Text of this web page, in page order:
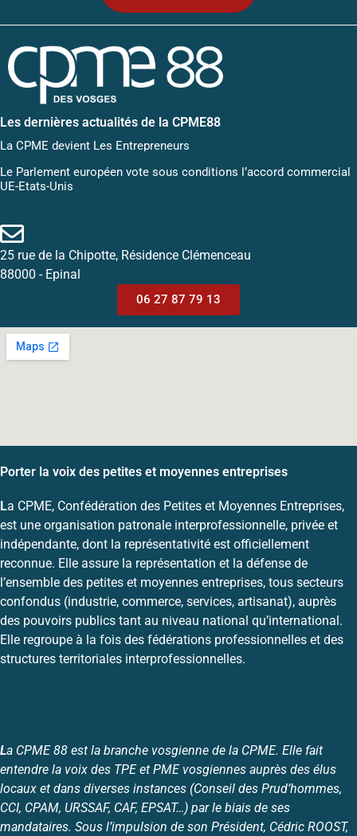
Les dernières actualités de la CPME88
La CPME devient Les Entrepreneurs
Le Parlement européen vote sous conditions l’accord commercial
UE-Etats-Unis
25 rue de la Chipotte, Résidence Clémenceau
88000 - Epinal
06 27 87 79 13
Porter la voix des petites et moyennes entreprises
La CPME, Confédération des Petites et Moyennes Entreprises,
est une organisation patronale interprofessionnelle, privée et
indépendante, dont la représentativité est officiellement
reconnue. Elle assure la représentation et la défense de
l’ensemble des petites et moyennes entreprises, tous secteurs
confondus (industrie, commerce, services, artisanat), auprès
des pouvoirs publics tant au niveau national qu’international.
Elle regroupe à la fois des fédérations professionnelles et des
structures territoriales interprofessionnelles.
La CPME 88 est la branche vosgienne de la CPME. Elle fait
entendre la voix des TPE et PME vosgiennes auprès des élus
locaux et dans diverses instances (Conseil des Prud’hommes,
CCI, CPAM, URSSAF, CAF, EPSAT…) par le biais de ses
mandataires. Sous l’impulsion de son Président, Cédric ROOST,